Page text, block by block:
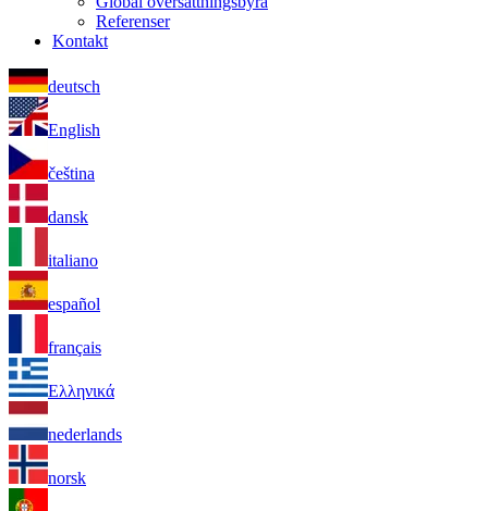
Referenser
Kontakt
deutsch
English
čeština
dansk
italiano
español
français
Ελληνικά
nederlands
norsk